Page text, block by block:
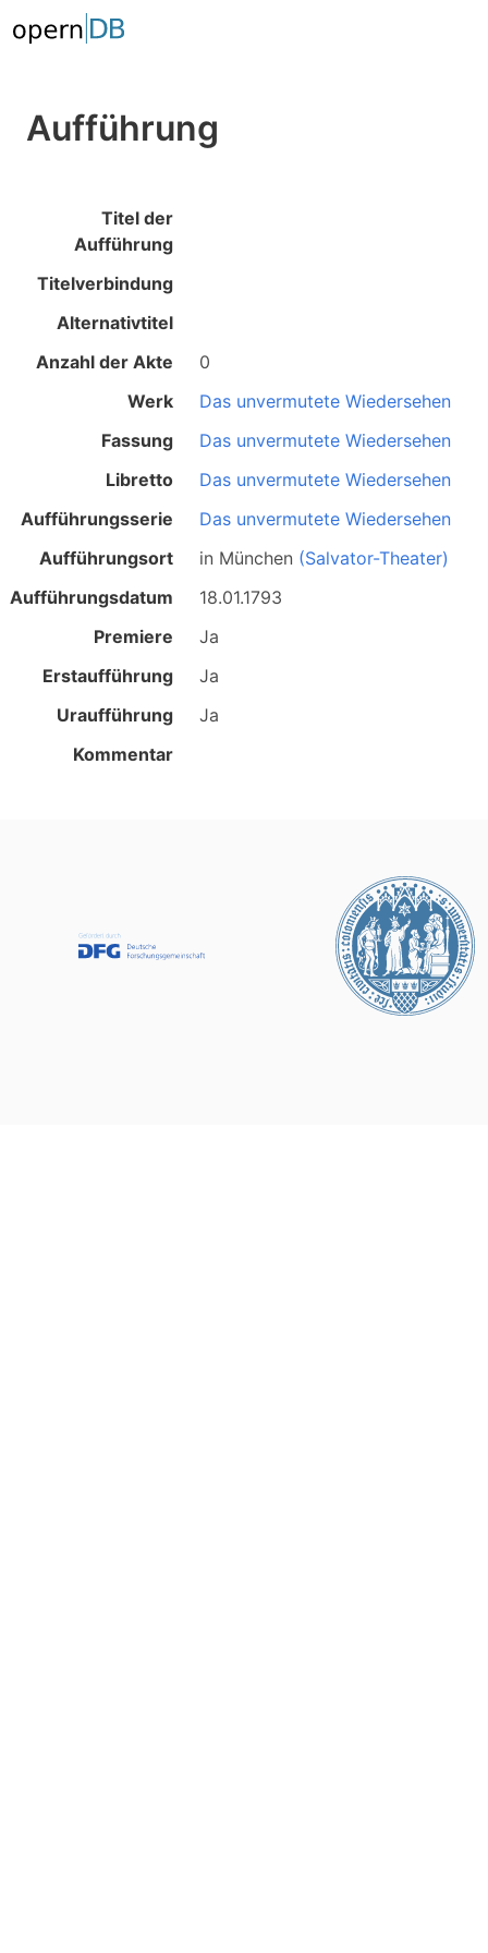
Aufführung
Titel der
Aufführung
Titelverbindung
Alternativtitel
Anzahl der Akte
0
Werk
Das unvermutete Wiedersehen
Fassung
Das unvermutete Wiedersehen
Libretto
Das unvermutete Wiedersehen
Aufführungsserie
Das unvermutete Wiedersehen
Aufführungsort
in München (Salvator-Theater)
Aufführungsdatum
18.01.1793
Premiere
Ja
Erstaufführung
Ja
Uraufführung
Ja
Kommentar